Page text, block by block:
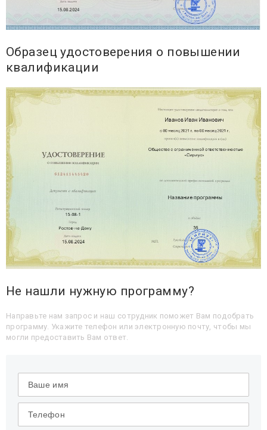
Образец удостоверения о повышении
квалификации
Не нашли нужную программу?
Направьте нам запрос и наш сотрудник поможет Вам подобрать
программу. Укажите телефон или электронную почту, чтобы мы
могли предоставить Вам ответ.